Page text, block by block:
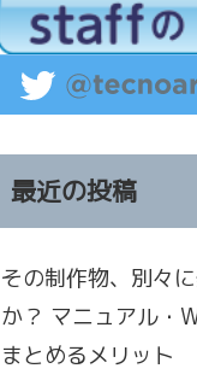
最近の投稿
その制作物、別々
か？ マニュアル・
まとめるメリット